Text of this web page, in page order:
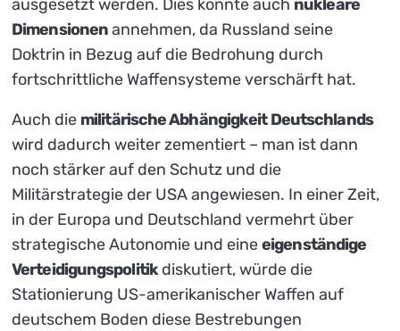
ausgesetzt werden. Dies könnte auch nukleare
Dimensionenannehmen, da Russland seine
Doktrin in Bezug auf die Bedrohung durch
fortschrittliche Waffensysteme verschärft hat.
Auch die militärische Abhängigkeit Deutschlands
wird dadurch weiter zementiert – man ist dann
noch stärker auf den Schutz und die
Militärstrategie der USA angewiesen. In einer Zeit,
in der Europa und Deutschland vermehrt über
strategische Autonomie und eineeigenständige
Verteidigungspolitikdiskutiert, würde die
Stationierung US-amerikanischer Waffen auf
deutschem Boden diese Bestrebungen